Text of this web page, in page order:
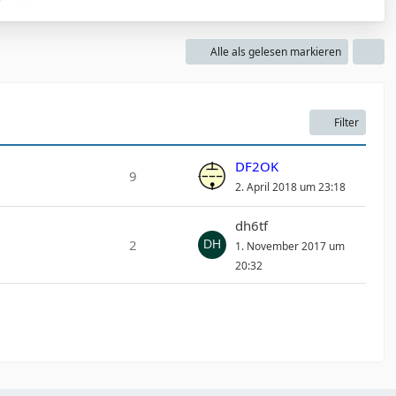
Alle als gelesen markieren
Filter
9
DF2OK
2. April 2018 um 23:18
2
dh6tf
1. November 2017 um
20:32